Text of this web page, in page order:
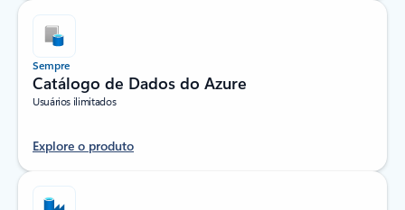
Sempre
Catálogo de Dados do Azure
Usuários ilimitados
Explore o produto